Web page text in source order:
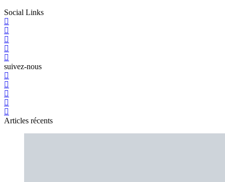
Social Links
suivez-nous
Articles récents